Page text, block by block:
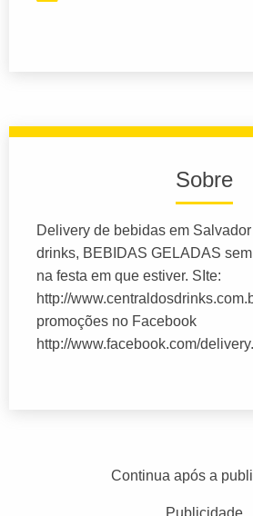
Sobre
Delivery de bebidas em
drinks, BEBIDAS GELADAS
na festa em que estiver. SIte:
http://
promoções no Facebook
http://www.facebook.com/
Continua após a
Publicidade